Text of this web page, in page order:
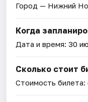
Город — Нижний
Когда
Дата и время:30
Сколько стоит
Стоимость билета: